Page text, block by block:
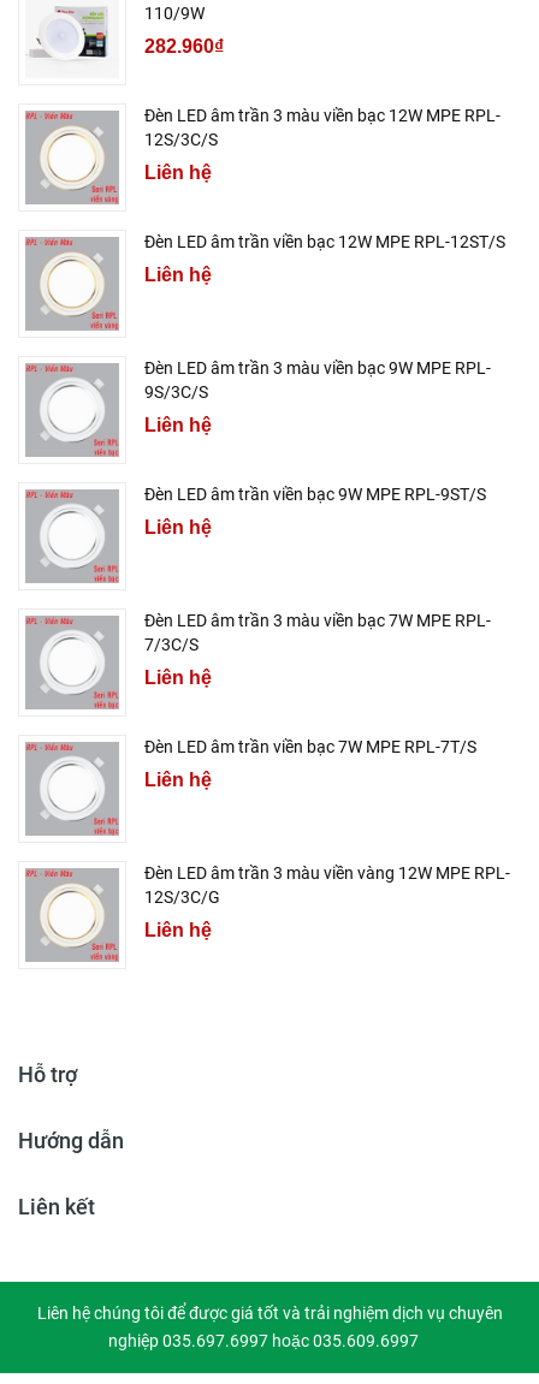
110/9W
282.960₫
Đèn LED âm trần 3 màu viền bạc 12W MPE RPL-
12S/3C/S
Liên hệ
Đèn LED âm trần viền bạc 12W MPE RPL-12ST/S
Liên hệ
Đèn LED âm trần 3 màu viền bạc 9W MPE RPL-
9S/3C/S
Liên hệ
Đèn LED âm trần viền bạc 9W MPE RPL-9ST/S
Liên hệ
Đèn LED âm trần 3 màu viền bạc 7W MPE RPL-
7/3C/S
Liên hệ
Đèn LED âm trần viền bạc 7W MPE RPL-7T/S
Liên hệ
Đèn LED âm trần 3 màu viền vàng 12W MPE RPL-
12S/3C/G
Liên hệ
Hỗ trợ
Hướng dẫn
Liên kết
Liên hệ chúng tôi để được giá tốt và trải nghiệm dịch vụ chuyên
nghiệp 035.697.6997 hoặc 035.609.6997